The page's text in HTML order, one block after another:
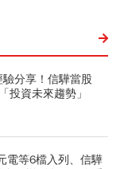
分享！信驊當股
投資未來趨勢」
電等6檔入列、信驊